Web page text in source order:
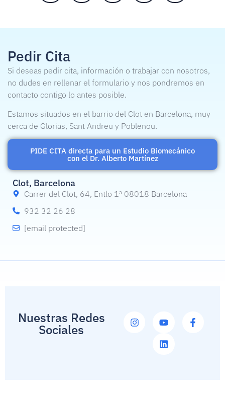
Pedir Cita
Si deseas pedir cita, información o trabajar con nosotros,
no dudes en rellenar el formulario y nos pondremos en
contacto contigo lo antes posible.
Estamos situados en el barrio del Clot en Barcelona, muy
cerca de Glorias, Sant Andreu y Poblenou.
PIDE CITA directa para un Estudio Biomecánico
con el Dr. Alberto Martínez
Clot, Barcelona
Carrer del Clot, 64, Entlo 1ª 08018 Barcelona
932 32 26 28
[email protected]
Nuestras Redes
Sociales